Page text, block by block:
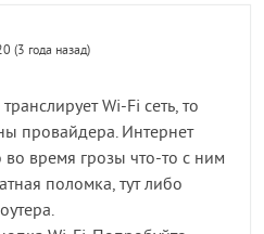
(3 года назад)
Wi-Fi сеть, то
провайдера. Интернет
во время грозы что-то с ним
поломка, тут либо